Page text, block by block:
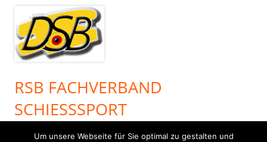
RSB FACHVERBAND
SCHIESSSPORT
Um unsere Webseite für Sie optimal zu gestalten und